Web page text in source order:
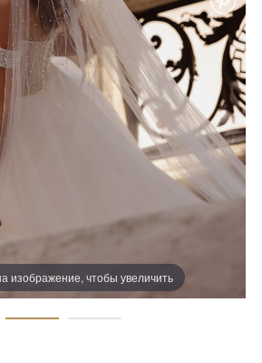
изображение, чтобы увеличить